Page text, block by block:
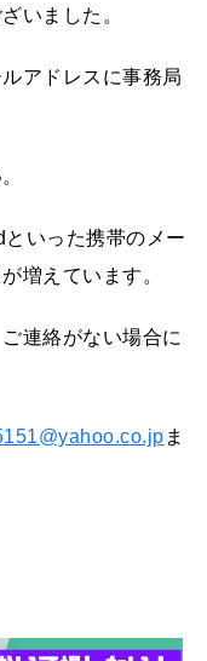
いました。
アドレスに事務局
いった携帯のメー
増えています。
連絡がない場合に
ま